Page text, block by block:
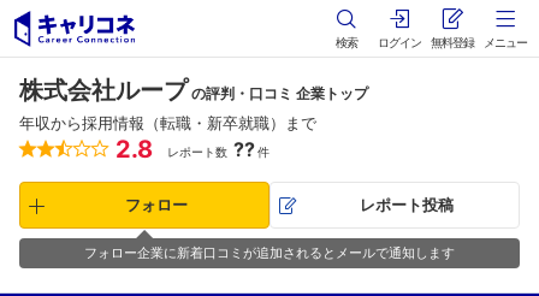
検索 ログイン 無料登録 メニュー
株式会社ループ の評判・口コミ 企業トップ
年収から採用情報（転職・新卒就職）まで
2.8 レポート数 ??件
フォロー レポート投稿
フォロー企業に新着口コミが追加されるとメールで通知します